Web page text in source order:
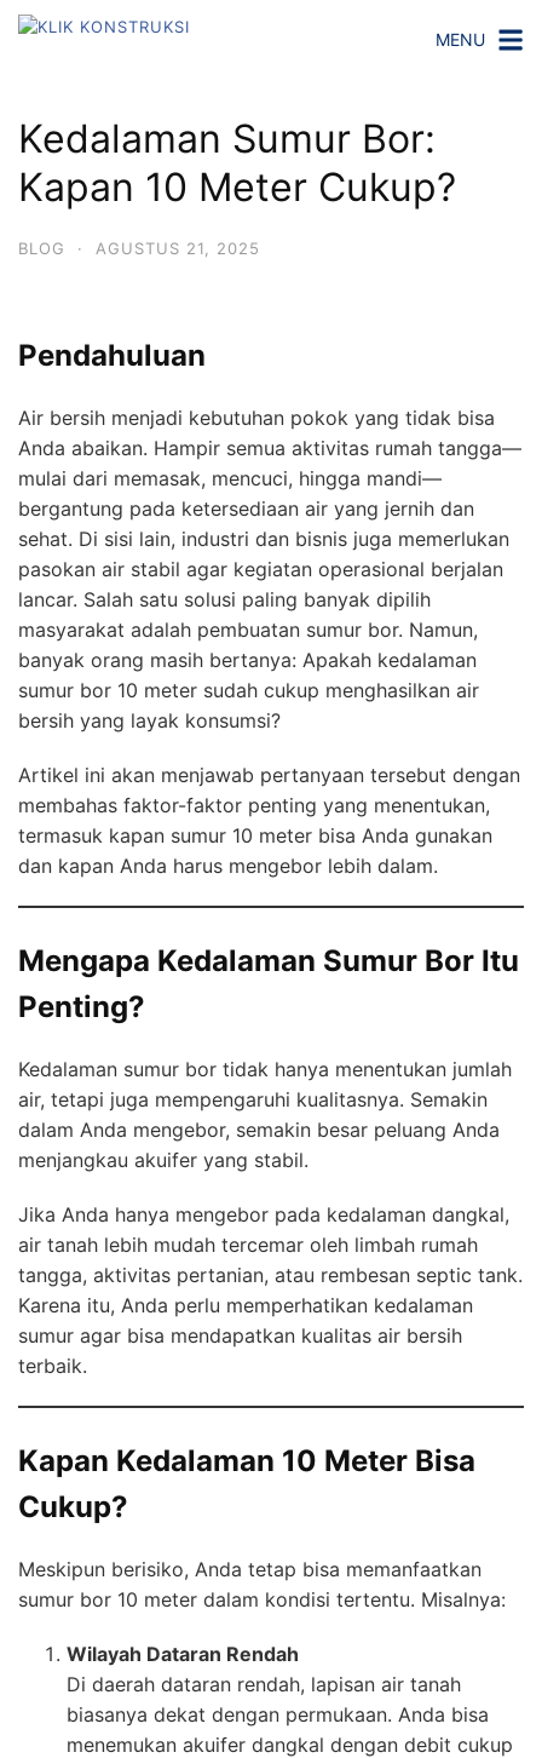
Langsung
MENU
Kedalaman Sumur Bor:
Kapan 10 Meter Cukup?
BLOG · AGUSTUS 21, 2025
Pendahuluan
Air bersih menjadi kebutuhan pokok yang tidak bisa
Anda abaikan. Hampir semua aktivitas rumah tangga—
mulai dari memasak, mencuci, hingga mandi—
bergantung pada ketersediaan air yang jernih dan
sehat. Di sisi lain, industri dan bisnis juga memerlukan
pasokan air stabil agar kegiatan operasional berjalan
lancar. Salah satu solusi paling banyak dipilih
masyarakat adalah pembuatan sumur bor. Namun,
banyak orang masih bertanya: Apakah kedalaman
sumur bor 10 meter sudah cukup menghasilkan air
bersih yang layak konsumsi?
Artikel ini akan menjawab pertanyaan tersebut dengan
membahas faktor-faktor penting yang menentukan,
termasuk kapan sumur 10 meter bisa Anda gunakan
dan kapan Anda harus mengebor lebih dalam.
Mengapa Kedalaman Sumur Bor Itu
Penting?
Kedalaman sumur bor tidak hanya menentukan jumlah
air, tetapi juga mempengaruhi kualitasnya. Semakin
dalam Anda mengebor, semakin besar peluang Anda
menjangkau akuifer yang stabil.
Jika Anda hanya mengebor pada kedalaman dangkal,
air tanah lebih mudah tercemar oleh limbah rumah
tangga, aktivitas pertanian, atau rembesan septic tank.
Karena itu, Anda perlu memperhatikan kedalaman
sumur agar bisa mendapatkan kualitas air bersih
terbaik.
Kapan Kedalaman 10 Meter Bisa
Cukup?
Meskipun berisiko, Anda tetap bisa memanfaatkan
sumur bor 10 meter dalam kondisi tertentu. Misalnya:
Wilayah Dataran Rendah
Di daerah dataran rendah, lapisan air tanah
biasanya dekat dengan permukaan. Anda bisa
menemukan akuifer dangkal dengan debit cukup